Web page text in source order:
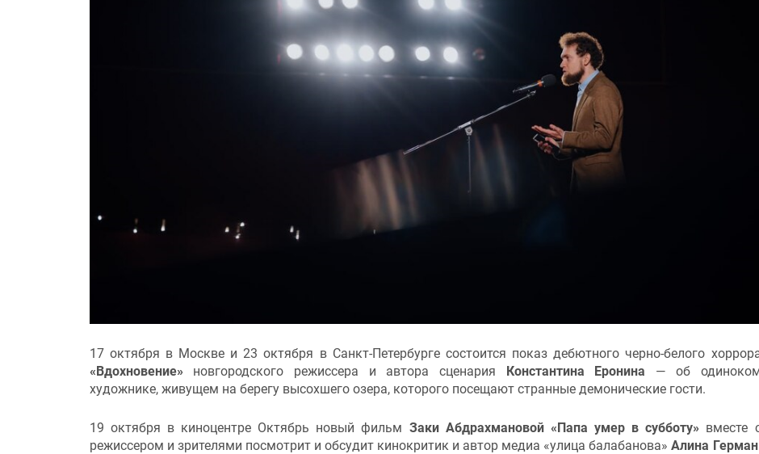
17 октября в Москве и 23 октября в Санкт-Петербурге состоится показ дебютного черно-белого
«Вдохновение» новгородского режиссера и автора сценария Константина Еронина — об
художнике, живущем на берегу высохшего озера, которого посещают странные демонические гости.
19 октября в киноцентре Октябрь новый фильм Заки Абдрахмановой «Папа умер в субботу» вместе
режиссером и зрителями посмотрит и обсудит кинокритик и автор медиа «улица балабанова»Алина Герман